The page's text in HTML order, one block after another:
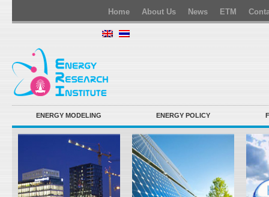
Home About Us News ETM
ENERGY MODELING ENERGY POLICY